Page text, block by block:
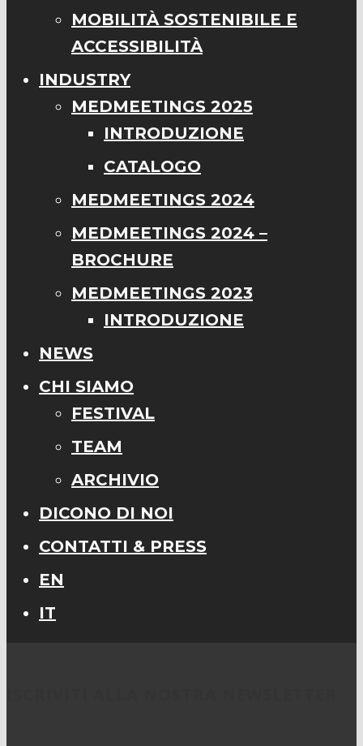
MOBILITÀ SOSTENIBILE E
ACCESSIBILITÀ
INDUSTRY
MEDMEETINGS 2025
INTRODUZIONE
CATALOGO
MEDMEETINGS 2024
MEDMEETINGS 2024 –
BROCHURE
MEDMEETINGS 2023
INTRODUZIONE
NEWS
CHI SIAMO
FESTIVAL
TEAM
ARCHIVIO
DICONO DI NOI
CONTATTI & PRESS
EN
IT